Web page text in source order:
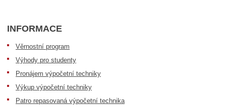
INFORMACE
Věrnostní program
Výhody pro studenty
Pronájem výpočetní techniky
Výkup výpočetní techniky
Patro repasovaná výpočetní technika